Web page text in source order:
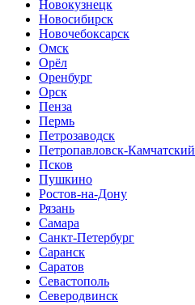
Новокузнецк
Новосибирск
Новочебоксарск
Омск
Орёл
Оренбург
Орск
Пенза
Пермь
Петрозаводск
Петропавловск-Камчатский
Псков
Пушкино
Ростов-на-Дону
Рязань
Самара
Санкт-Петербург
Саранск
Саратов
Севастополь
Северодвинск